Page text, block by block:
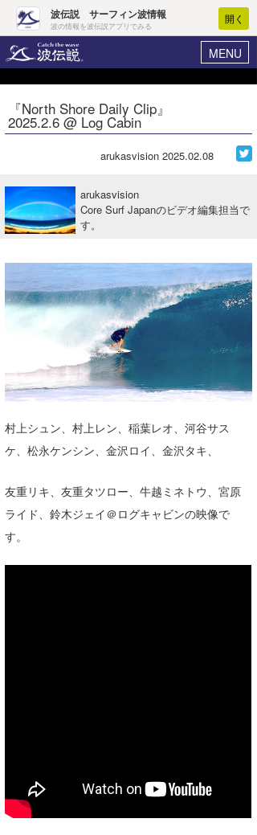
波伝説 サーフィン波情報
波の情報を波伝説アプリでみる
開く
MENU
ヘルプ マイホーム
ログイン
波情報･概況
WAVE HUNTER 波予想ツール
ニュース
サーフィンエリアガイド
会員メニュー
今月のプレゼント
『North Shore Daily Clip』
2025.2.6 @ Log Cabin
arukasvision 2025.02.08
arukasvision
Core Surf Japanのビデオ編集担当で
す。
村上シュン、村上レン、稲葉レオ、河谷サス
ケ、松永ケンシン、金沢ロイ、金沢タキ、
友重リキ、友重タツロー、牛越ミネトウ、宮原
ライド、鈴木ジェイ＠ログキャビンの映像で
す。
Core Surf Japan
アート＆エンタメ
トラベル
ショップ情報
ショップ情報
湘南
千葉北
伊豆
沖縄
お知らせ
ルール＆How to
波伝説アンバサダー/プロライダー